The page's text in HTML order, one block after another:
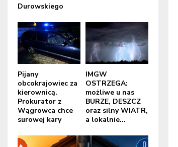
Durowskiego
Pijany
obcokrajowiec za
kierownicą.
Prokurator z
Wągrowca chce
surowej kary
IMGW
OSTRZEGA:
możliwe u nas
BURZE, DESZCZ
oraz silny WIATR,
a lokalnie...